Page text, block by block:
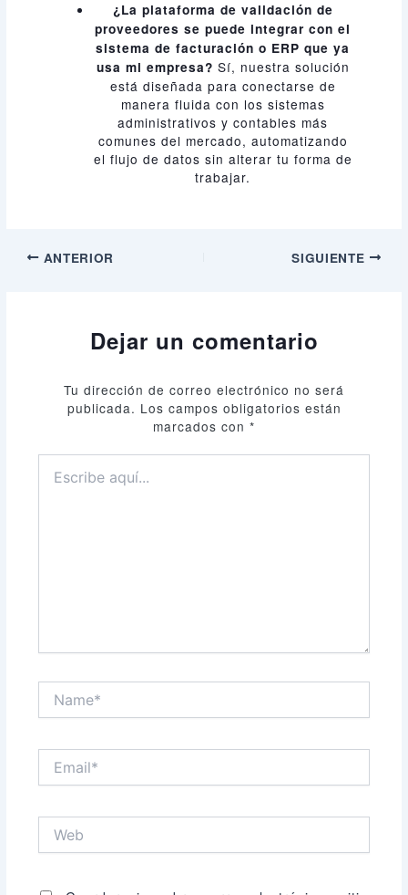
¿La plataforma de validación de
proveedores se puede integrar con el
sistema de facturación o ERP que ya
usa mi empresa? Sí, nuestra solución
está diseñada para conectarse de
manera fluida con los sistemas
administrativos y contables más
comunes del mercado, automatizando
el flujo de datos sin alterar tu forma de
trabajar.
ANTERIOR SIGUIENTE
Dejar un comentario
Tu dirección de correo electrónico no será
publicada. Los campos obligatorios están
marcados con *
aquí...